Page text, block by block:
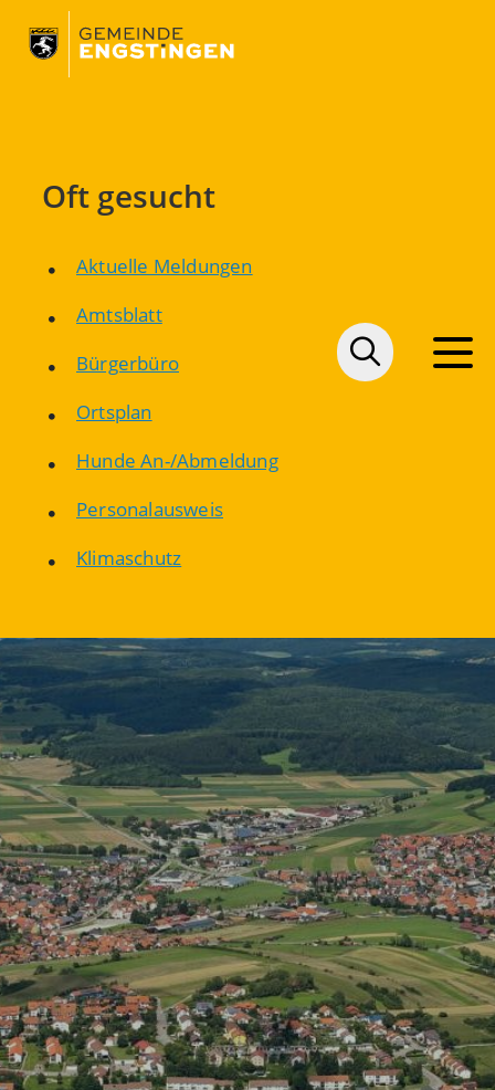
Oft gesucht
Aktuelle Meldungen
Amtsblatt
Bürgerbüro
Ortsplan
Hunde An-/Abmeldung
Personalausweis
Klimaschutz